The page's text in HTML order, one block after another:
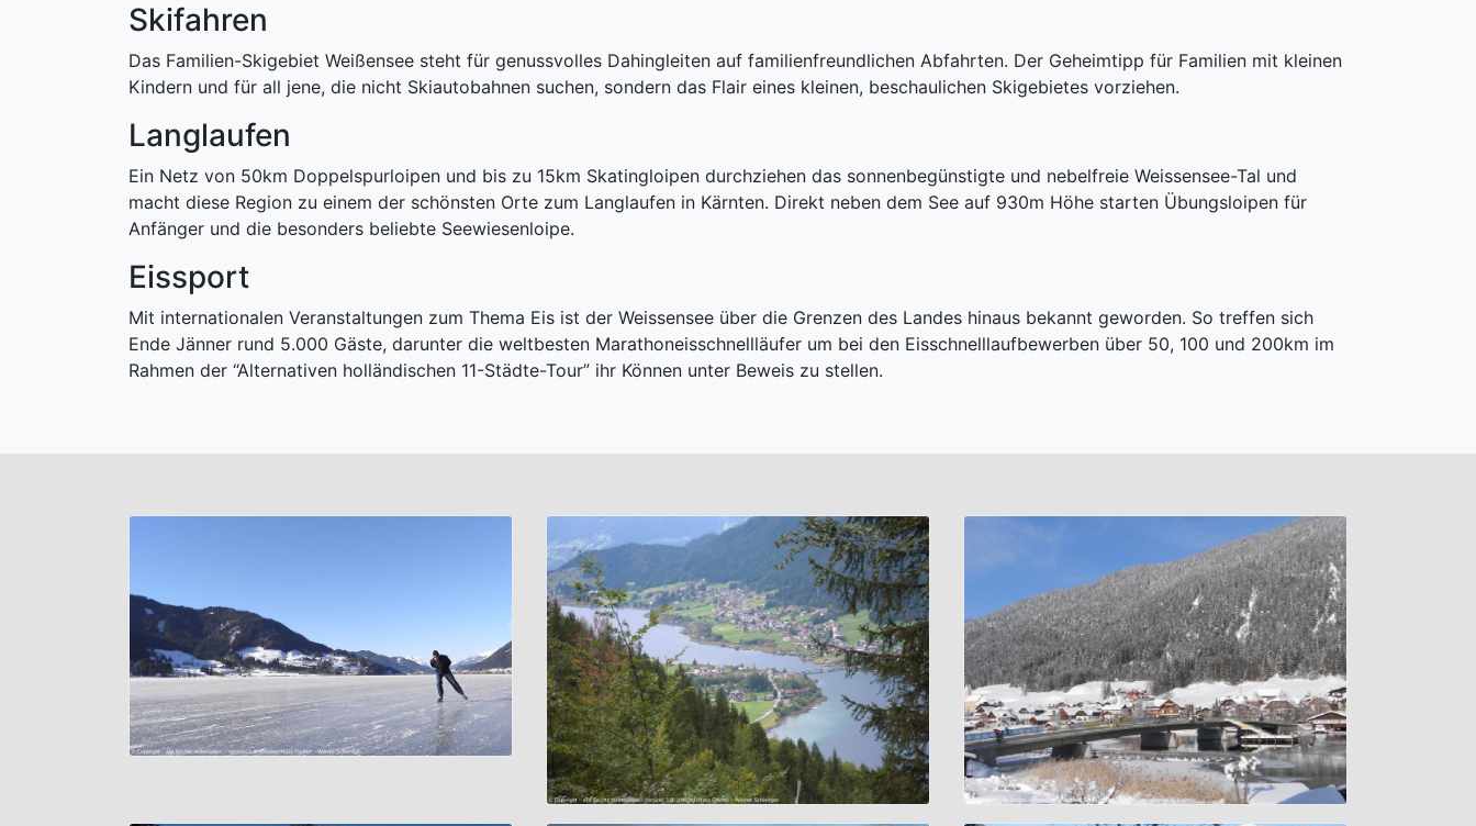
Skifahren
Das Familien-Skigebiet Weißensee steht für genussvolles Dahingleiten auf familienfreundlichen Abfahrten. Der Geheimtipp für Familien mit kleinen
Kindern und für all jene, die nicht Skiautobahnen suchen, sondern das Flair eines kleinen, beschaulichen Skigebietes vorziehen.
Langlaufen
Ein Netz von 50km Doppelspurloipen und bis zu 15km Skatingloipen durchziehen das sonnenbegünstigte und nebelfreie Weissensee-Tal und
macht diese Region zu einem der schönsten Orte zum Langlaufen in Kärnten. Direkt neben dem See auf 930m Höhe starten Übungsloipen für
Anfänger und die besonders beliebte Seewiesenloipe.
Eissport
Mit internationalen Veranstaltungen zum Thema Eis ist der Weissensee über die Grenzen des Landes hinaus bekannt geworden. So treffen sich
Ende Jänner rund 5.000 Gäste, darunter die weltbesten Marathoneisschnellläufer um bei den Eisschnelllaufbewerben über 50, 100 und 200km im
Rahmen der “Alternativen holländischen 11-Städte-Tour” ihr Können unter Beweis zu stellen.